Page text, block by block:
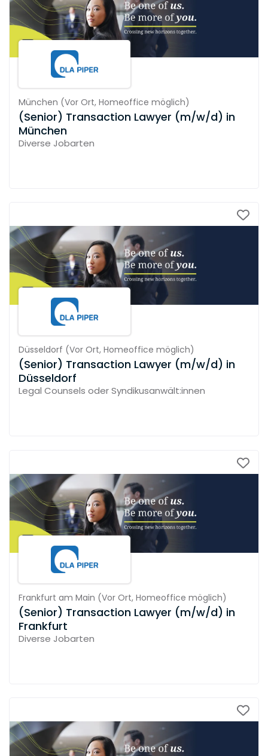
München (Vor Ort, Homeoffice möglich)
(Senior) Transaction Lawyer (m/w/d) in
München
Diverse Jobarten
Düsseldorf (Vor Ort, Homeoffice möglich)
(Senior) Transaction Lawyer (m/w/d) in
Düsseldorf
Legal Counsels oder Syndikusanwält:innen
Frankfurt am Main (Vor Ort, Homeoffice möglich)
(Senior) Transaction Lawyer (m/w/d) in
Frankfurt
Diverse Jobarten